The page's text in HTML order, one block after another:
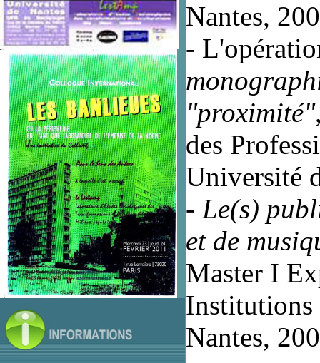
Nantes,
-
"proximité"
des
Université
- Le(s)
et de
Master I
Institutions
Nantes,